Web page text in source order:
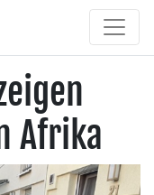
Afrika